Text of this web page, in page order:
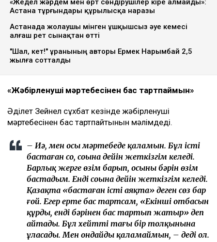
«Жедел жәрдем мен өрт сөндірушілер кіре алмайды»:
Астана тұрғындары құрылысқа наразы
Астанада жолаушы мінген ұшқышсыз әуе кемесі
алғаш рет сынақтан өтті
"Шал, кет!" ұранының авторы Ермек Нарымбай 2,5
жылға сотталды
«Жәбірленуші мәртебесінен бас тартпаймын»
Әділет Зейнел сұхбат кезінде жәбірленуші
мәртебесінен бас тартпайтынын мәлімдеді.
– Иә, мен осы мәртебеде қаламын. Бұл істі
бастаған соң, соңына дейін жеткізгім келеді.
Барлық жерге өзім барып, осының бәрін өзім
бастадым. Енді соңына дейін жеткізгім келеді.
Қазақта «бастаған істі аяқта» деген сөз бар
ғой. Егер ертең бас тартсам, «Екінші отбасын
құрды, енді бәрінен бас тартып жатыр» деп
айтады. Бұл хейттің тағы бір толқынына
ұласады. Мен ондайды қаламаймын, – деді ол.